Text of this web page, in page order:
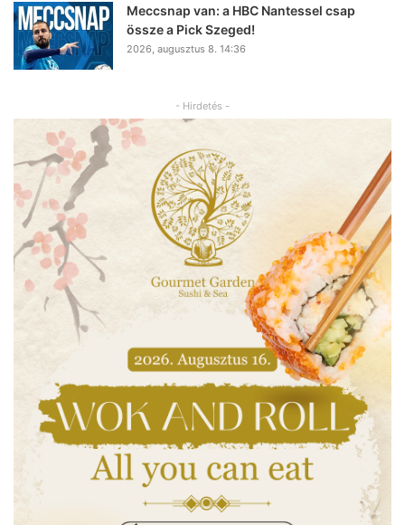
Meccsnap van: a HBC Nantessel csap
össze a Pick Szeged!
2026, augusztus 8. 14:36
- Hirdetés -